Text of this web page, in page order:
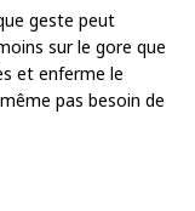
geste peut
sur le gore que
et enferme le
pas besoin de